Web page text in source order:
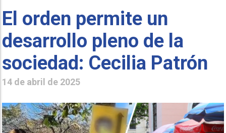
El orden permite un
desarrollo pleno de la
sociedad: Cecilia Patrón
14 de abril de 2025